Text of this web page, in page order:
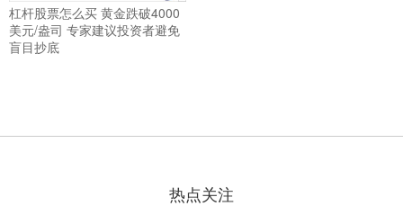
杠杆股票怎么买 黄金跌破4000
美元/盎司 专家建议投资者避免
盲目抄底
热点关注